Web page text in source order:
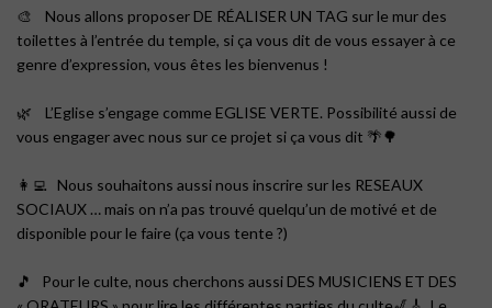
🎨 Nous allons proposer DE RÉALISER UN TAG sur le mur des
toilettes à l’entrée du temple, si ça vous dit de vous essayer à ce
genre d’expression, vous êtes les bienvenus !
🌿 L’Eglise s’engage comme EGLISE VERTE. Possibilité aussi de
vous engager avec nous sur ce projet si ça vous dit 🌴🌳
👩‍💻 Nous souhaitons aussi nous inscrire sur les RESEAUX
SOCIAUX … mais on n’a pas trouvé quelqu’un de motivé et de
disponible pour le faire (ça vous tente ?)
🎵 Pour le culte, nous cherchons aussi DES MUSICIENS ET DES